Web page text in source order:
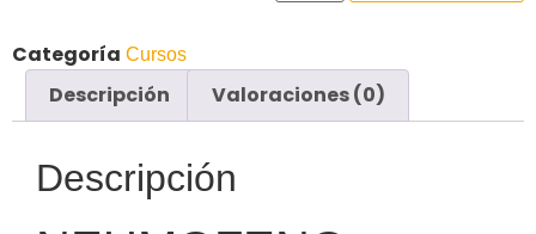
Categoría Cursos
Descripción Valoraciones (0)
Descripción